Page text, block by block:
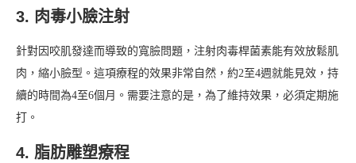
3. 肉毒小臉注射
針對因咬肌發達而導致的寬臉問題，注射肉毒桿菌素能有效放鬆肌
肉，縮小臉型。這項療程的效果非常自然，約2至4週就能見效，持
續的時間為4至6個月。需要注意的是，為了維持效果，必須定期施
打。
4. 脂肪雕塑療程